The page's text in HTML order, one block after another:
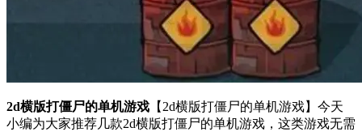
2d横版打僵尸的单机游戏 【2d横版打僵尸的单机游戏】今天
小编为大家推荐几款2d横版打僵尸的单机游戏，这类游戏无需